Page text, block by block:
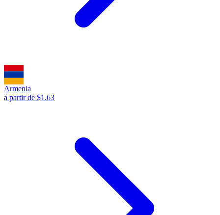
Armenia
a partir de $1.63